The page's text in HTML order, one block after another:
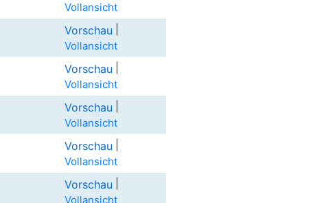
Vollansicht
Vorschau
Vollansicht
Vorschau
Vollansicht
Vorschau
Vollansicht
Vorschau
Vollansicht
Vorschau
Vollansicht